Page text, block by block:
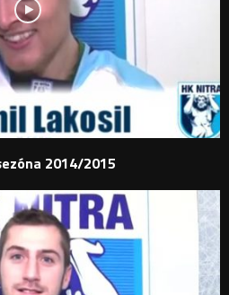
2014/2015